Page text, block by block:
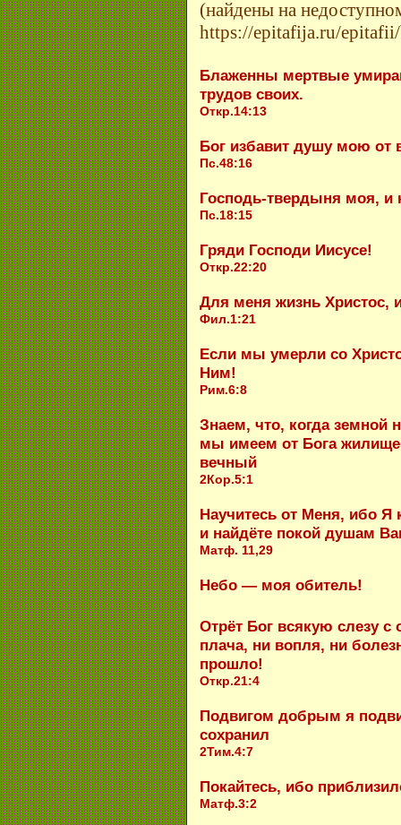
(найдены на
https://epitafija.ru/
Блаженны мертвые
трудов своих.
Откр.14:13
Бог избавит душу мою от
Пс.48:16
Господь-твердыня моя, и
Пс.18:15
Гряди Господи Иисусе!
Откр.22:20
Для меня жизнь Христос,
Фил.1:21
Если мы умерли со
Ним!
Рим.6:8
Знаем, что, когда земной
мы имеем от Бога жилище
вечный
2Кор.5:1
Научитесь от Меня, ибо Я
и найдёте покой душам
Матф. 11,29
Небо — моя обитель!
Отрёт Бог всякую слезу с
плача, ни вопля, ни
прошло!
Откр.21:4
Подвигом добрым я
сохранил
2Тим.4:7
Покайтесь, ибо
Матф.3:2